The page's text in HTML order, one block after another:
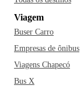
todas as
viva tudo que
Viagem
Buser Carro
Empresas de ônibus
Viagens Chapecó
Bus X